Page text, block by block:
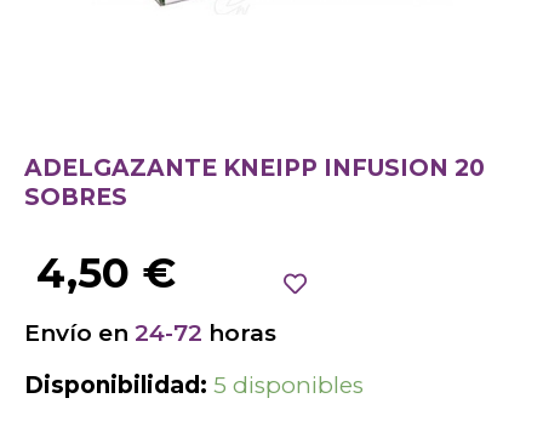
ADELGAZANTE KNEIPP INFUSION 20
SOBRES
4,50 €
Envío en 24-72 horas
Disponibilidad: 5 disponibles